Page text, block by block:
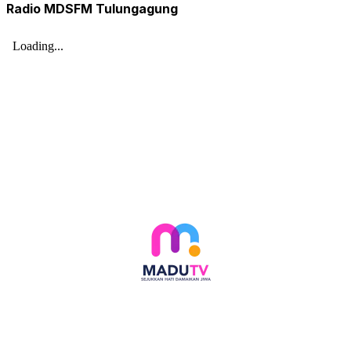
Radio MDSFM Tulungagung